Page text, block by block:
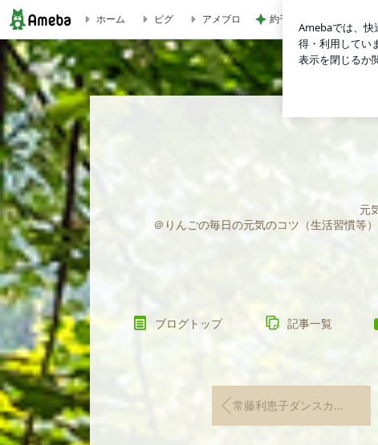
東洋医学とツボの会 | 健康貯金で毎日元気(^^)/
ホーム ピグ アメブロ 約千円のアイスが一番人
元
＠りんごの毎日の元気のコツ（生活習慣等
ブログトップ 記事一覧
常藤利恵子ダンスカンパニー記念公演